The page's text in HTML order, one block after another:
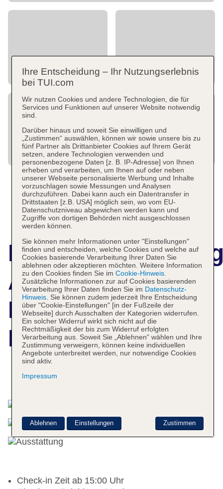
Apartamentos
Punta Marina by
LIVVO
Das bietet Ihre Unterkunft
Check-in Zeit ab 15:00 Uhr
Ihre Entscheidung – Ihr Nutzungserlebnis
bei TUI.com
Wir nutzen Cookies und andere Technologien, die für
Services und Funktionen auf unserer Website notwendig
sind.
Darüber hinaus und soweit Sie einwilligen und
„Zustimmen“ auswählen, können wir sowie unsere bis zu
fünf Partner als Drittanbieter Cookies auf Ihrem Gerät
setzen, andere Technologien verwenden und
personenbezogene Daten [z. B. IP-Adresse] von Ihnen
erheben und verarbeiten, um Ihnen auf oder neben
unserer Webseite personalisierte Werbung und Inhalte
vorzuschlagen sowie Messungen und Analysen
durchzuführen. Dabei kann auch ein Datentransfer in
Drittstaaten [z.B. USA] möglich sein, wo vom EU-
Datenschutzniveau abgewichen werden kann und
Zugriffe von dortigen Behörden nicht ausgeschlossen
werden können.
Sie können mehr Informationen unter "Einstellungen"
finden und entscheiden, welche Cookies und welche auf
Cookies basierende Verarbeitung Ihrer Daten Sie
ablehnen oder akzeptieren möchten. Weitere Information
zu den Cookies finden Sie im Cookie-Hinweis.
Zusätzliche Informationen zur auf Cookies basierenden
Verarbeitung Ihrer Daten finden Sie im Datenschutz-
Hinweis. Sie können zudem jederzeit Ihre Entscheidung
über "Cookie-Einstellungen" [in der Fußzeile der
Webseite] durch Ausschalten der Kategorien widerrufen.
Ein solcher Widerruf wirkt sich nicht auf die
Rechtmäßigkeit der bis zum Widerruf erfolgten
Verarbeitung aus. Soweit Sie „Ablehnen“ wählen und Ihre
Zustimmung verweigern, können keine individuellen
Angebote unterbreitet werden, nur notwendige Cookies
sind aktiv.
Impressum
Zustimmen
Ablehnen Einstellungen